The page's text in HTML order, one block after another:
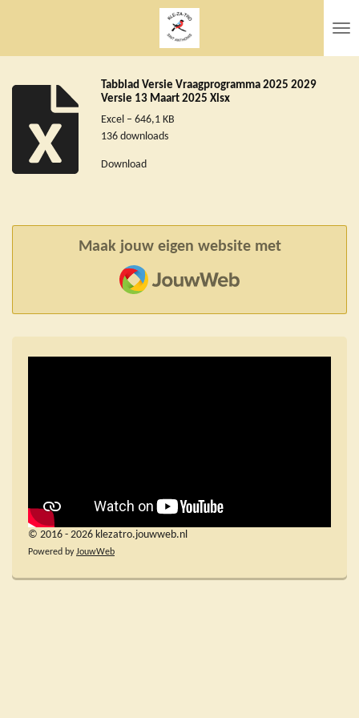
hoofdinhoud
Tabblad Versie Vraagprogramma 2025 2029
Versie 13 Maart 2025 Xlsx
Excel – 646,1 KB
136 downloads
Download
Maak jouw eigen website met
JouwWeb
© 2016 - 2026 klezatro.jouwweb.nl
Powered byJouwWeb